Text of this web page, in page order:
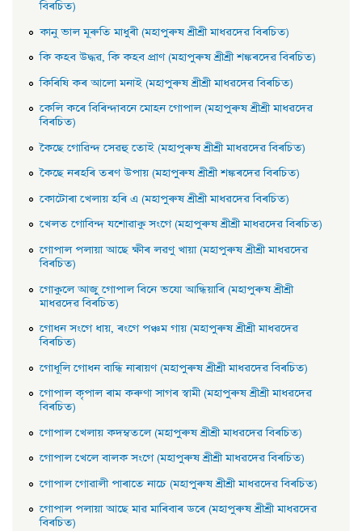
বিৰচিত)
কানু ভাল মূৰুতি মাধুৰী (মহাপুৰুষ শ্ৰীশ্ৰী মাধৱদেৱ বিৰচিত)
কি কহব উদ্ধৱ, কি কহব প্রাণ (মহাপুৰুষ শ্ৰীশ্ৰী শঙ্কৰদেৱ বিৰচিত)
কিৰিষি কৰ আলাে মনাই (মহাপুৰুষ শ্ৰীশ্ৰী মাধৱদেৱ বিৰচিত)
কেলি কৰে বিৰিন্দাবনে মােহন গােপাল (মহাপুৰুষ শ্ৰীশ্ৰী মাধৱদেৱ
বিৰচিত)
কৈছে গােৱিন্দ সেৱহু তােই (মহাপুৰুষ শ্ৰীশ্ৰী মাধৱদেৱ বিৰচিত)
কৈছে নৰহৰি তৰণ উপায় (মহাপুৰুষ শ্ৰীশ্ৰী শঙ্কৰদেৱ বিৰচিত)
কোটোৰা খেলায় হৰি এ (মহাপুৰুষ শ্ৰীশ্ৰী মাধৱদেৱ বিৰচিত)
খেলত গোবিন্দ যশোৱাকু সংগে (মহাপুৰুষ শ্ৰীশ্ৰী মাধৱদেৱ বিৰচিত)
গােপাল পলায়া আছে ক্ষীৰ লৱণু খায়া (মহাপুৰুষ শ্ৰীশ্ৰী মাধৱদেৱ
বিৰচিত)
গােকুলে আজু গােপাল বিনে ভযাে আন্ধিয়াৰি (মহাপুৰুষ শ্ৰীশ্ৰী
মাধৱদেৱ বিৰচিত)
গােধন সংগে ধায়, ৰংগে পঞ্চম গায় (মহাপুৰুষ শ্ৰীশ্ৰী মাধৱদেৱ
বিৰচিত)
গােধূলি গােধন বান্ধি নাৰায়ণ (মহাপুৰুষ শ্ৰীশ্ৰী মাধৱদেৱ বিৰচিত)
গােপাল কৃপাল ৰাম কৰুণা সাগৰ স্বামী (মহাপুৰুষ শ্ৰীশ্ৰী মাধৱদেৱ
বিৰচিত)
গােপাল খেলায় কদম্বতলে (মহাপুৰুষ শ্ৰীশ্ৰী মাধৱদেৱ বিৰচিত)
গােপাল খেলে বালক সংগে (মহাপুৰুষ শ্ৰীশ্ৰী মাধৱদেৱ বিৰচিত)
গােপাল গােৱালী পাৰাতে নাচে (মহাপুৰুষ শ্ৰীশ্ৰী মাধৱদেৱ বিৰচিত)
গােপাল পলায়া আছে মাৱ মাৰিবাৰ ডৰে (মহাপুৰুষ শ্ৰীশ্ৰী মাধৱদেৱ
বিৰচিত)